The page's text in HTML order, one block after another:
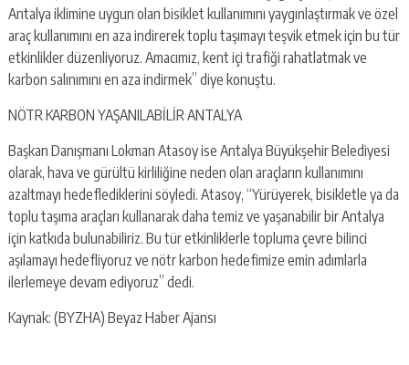
Antalya iklimine uygun olan bisiklet kullanımını yaygınlaştırmak ve özel
araç kullanımını en aza indirerek toplu taşımayı teşvik etmek için bu tür
etkinlikler düzenliyoruz. Amacımız, kent içi trafiği rahatlatmak ve
karbon salınımını en aza indirmek” diye konuştu.
NÖTR KARBON YAŞANILABİLİR ANTALYA
Başkan Danışmanı Lokman Atasoy ise Antalya Büyükşehir Belediyesi
olarak, hava ve gürültü kirliliğine neden olan araçların kullanımını
azaltmayı hedeflediklerini söyledi. Atasoy, “Yürüyerek, bisikletle ya da
toplu taşıma araçları kullanarak daha temiz ve yaşanabilir bir Antalya
için katkıda bulunabiliriz. Bu tür etkinliklerle topluma çevre bilinci
aşılamayı hedefliyoruz ve nötr karbon hedefimize emin adımlarla
ilerlemeye devam ediyoruz” dedi.
Kaynak: (BYZHA) Beyaz Haber Ajansı